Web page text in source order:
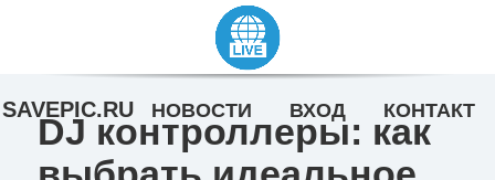
DJ контроллеры: как
SAVEPIC.RU НОВОСТИ ВХОД КОНТАКТ